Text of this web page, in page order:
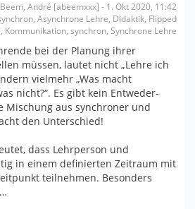
Beem, André [abeemxxx] - 1. Okt 2020, 11:42
Asynchrone Lehre, Didaktik, Flipped
Kommunikation, synchron, Synchrone Lehre
bei der Planung ihrer
müssen, lautet nicht „Lehre ich
vielmehr „Was macht
nicht?“. Es gibt kein Entweder-
Mischung aus synchroner und
den Unterschied!
dass Lehrperson und
in einem definierten Zeitraum mit
teilnehmen. Besonders